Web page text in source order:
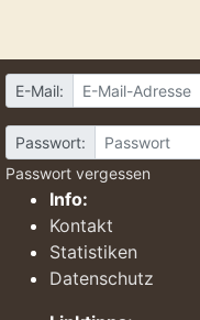
E-Mail:
Passwort:
Passwort vergessen
Info:
Kontakt
Statistiken
Datenschutz